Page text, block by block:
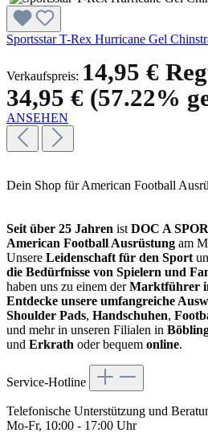
Sportsstar T-Rex Hurricane Gel
Verkaufspreis: 14,95 €
34,95 € (57.22%
ANSEHEN
Dein Shop für American Football
Seit über 25 Jahren ist DOC A
American Football Ausrüstung am
Unsere Leidenschaft für den Sport
die Bedürfnisse von Spielern und
haben uns zu einem derMarktführer
Entdecke unsere umfangreiche
Shoulder Pads, Handschuhen,
und mehr in unseren Filialen in
und Erkrath oder bequem online.
Service-Hotline
Telefonische Unterstützung und
Mo-Fr, 10:00 - 17:00 Uhr